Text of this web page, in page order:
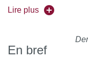
• Système Qualité :
Gestion du change
conformités,
Lire plus
En bref